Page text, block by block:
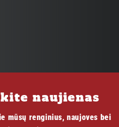
naujienas
mūsų renginius, naujoves bei